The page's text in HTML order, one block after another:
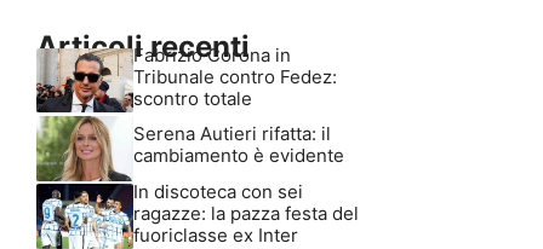
Articoli recenti
Fabrizio Corona in
Tribunale contro Fedez:
scontro totale
Serena Autieri rifatta: il
cambiamento è evidente
In discoteca con sei
ragazze: la pazza festa del
fuoriclasse ex Inter